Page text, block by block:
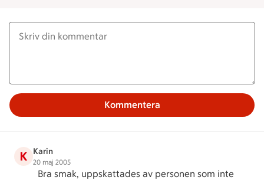
Kommentera
K Karin
20 maj 2005
Bra smak, uppskattades av personen som inte